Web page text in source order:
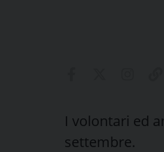
I volontari ed
settembre.